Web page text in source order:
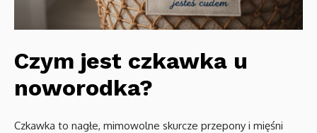
Czym jest czkawka u
noworodka?
Czkawka to nagłe, mimowolne skurcze przepony i mięśni